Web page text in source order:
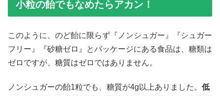
小粒の飴でもなめたらアカン！
このように、のど飴に限らず『ノンシュガー』『シュガー
フリー』『砂糖ゼロ』とパッケージにある食品は、糖類は
ゼロですが、糖質はゼロではありません。
ノンシュガーの飴1粒でも、糖質が4g以上ありました。 低